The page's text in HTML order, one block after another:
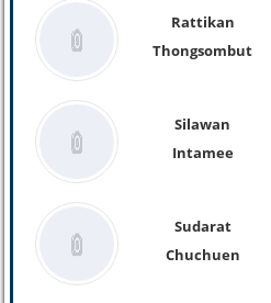
Rattikan
Thongsombut
Silawan
Intamee
Sudarat
Chuchuen